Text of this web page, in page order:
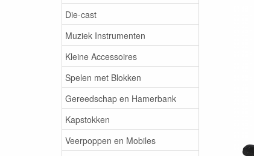
Die-cast
Muziek Instrumenten
Kleine Accessoires
Spelen met Blokken
Gereedschap en Hamerbank
Kapstokken
Veerpoppen en Mobiles